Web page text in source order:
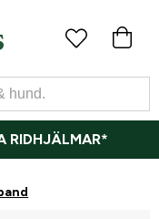
RIDHJÄLMAR*